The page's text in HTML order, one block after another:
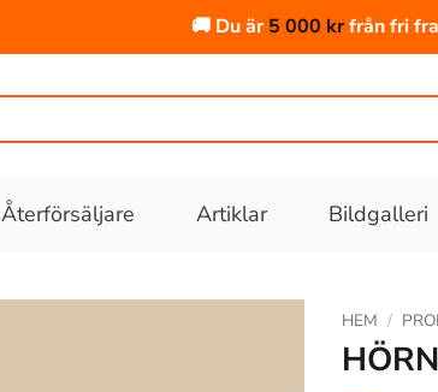
🚚 Du är5 000 krfrån fri
Återförsäljare Artiklar Bildgalleri
HEM /